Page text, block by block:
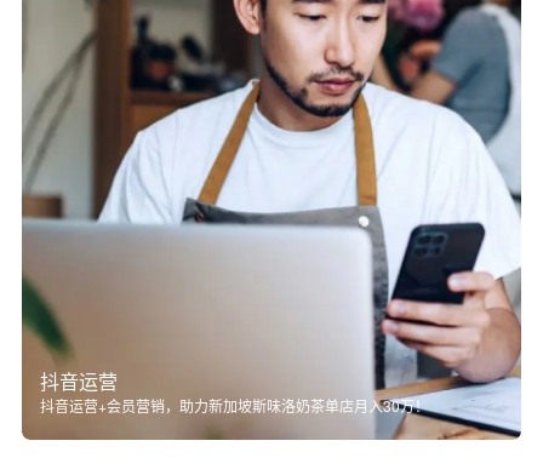
抖音运营
抖音运营+会员营销，助力新加坡斯味洛奶茶单店月入30万！